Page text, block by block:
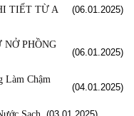
TIẾT TỪ A
(06.01.2025)
NỞ PHỒNG
(06.01.2025)
Làm Chậm
(04.01.2025)